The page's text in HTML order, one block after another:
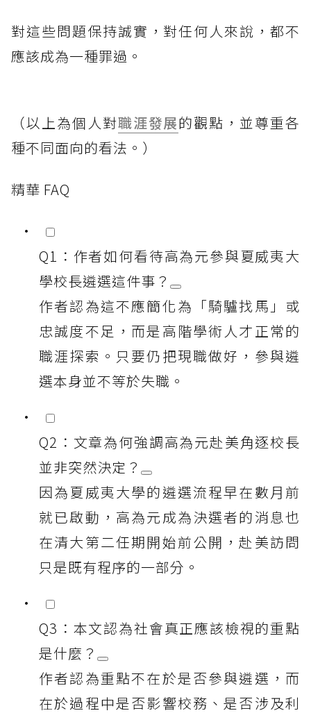
對這些問題保持誠實，對任何人來說，都不
應該成為一種罪過。
（以上為個人對職涯發展的觀點，並尊重各
種不同面向的看法。）
精華 FAQ
Q1：作者如何看待高為元參與夏威夷大
學校長遴選這件事？
作者認為這不應簡化為「騎驢找馬」或
忠誠度不足，而是高階學術人才正常的
職涯探索。只要仍把現職做好，參與遴
選本身並不等於失職。
Q2：文章為何強調高為元赴美角逐校長
並非突然決定？
因為夏威夷大學的遴選流程早在數月前
就已啟動，高為元成為決選者的消息也
在清大第二任期開始前公開，赴美訪問
只是既有程序的一部分。
Q3：本文認為社會真正應該檢視的重點
是什麼？
作者認為重點不在於是否參與遴選，而
在於過程中是否影響校務、是否涉及利